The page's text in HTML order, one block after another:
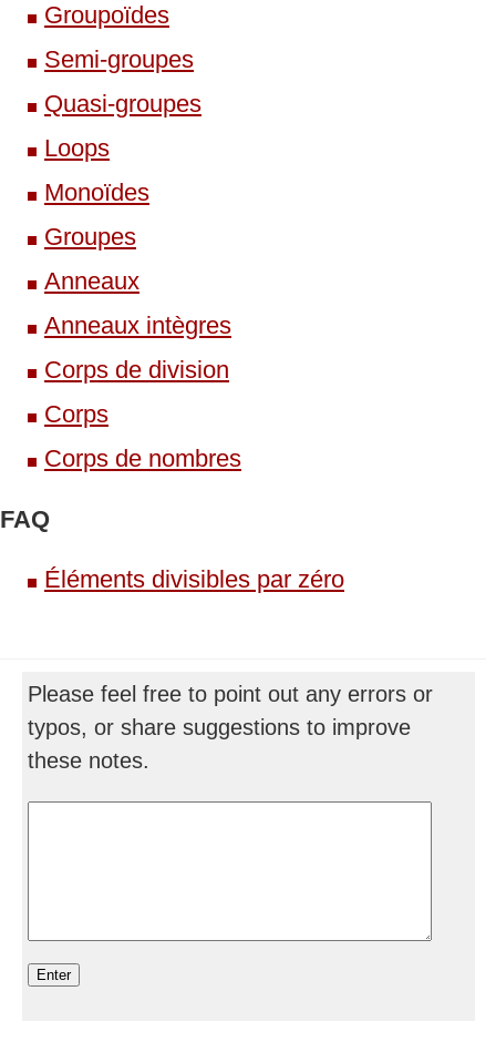
Groupoïdes
Semi-groupes
Quasi-groupes
Loops
Monoïdes
Groupes
Anneaux
Anneaux intègres
Corps de division
Corps
Corps de nombres
FAQ
Éléments divisibles par zéro
Please feel free to point out any errors or
typos, or share suggestions to improve
these notes.